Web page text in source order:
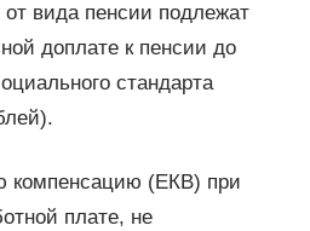
вида пенсии подлежат
доплате к пенсии до
стандарта
компенсацию (ЕКВ) при
плате, не